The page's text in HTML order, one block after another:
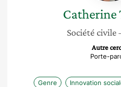
Catherine
Société civile
Autre
Porte-
Genre Innovation